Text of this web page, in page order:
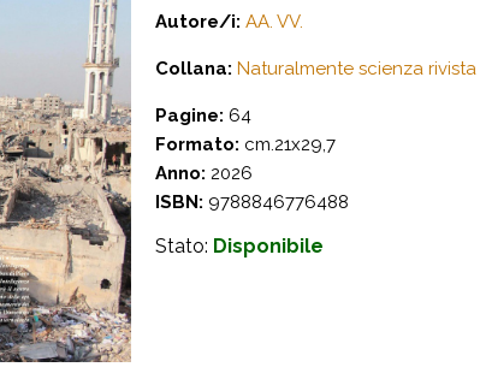
Autore/i: AA. VV.
Collana: Naturalmente scienza rivista
Pagine: 64
Formato: cm.21x29,7
Anno: 2026
ISBN: 9788846776488
Stato: Disponibile